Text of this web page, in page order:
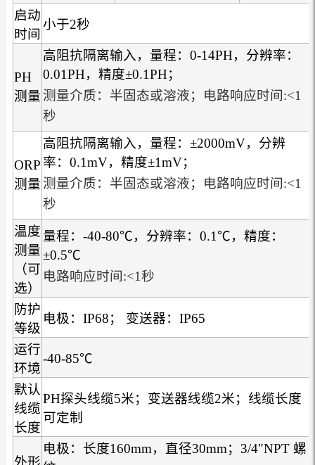
启动
时间
小于2秒
PH
测量
高阻抗隔离输入，量程：0-14PH，分辨率：
0.01PH，精度±0.1PH；
测量介质：半固态或溶液；电路响应时间:<1
秒
ORP
测量
高阻抗隔离输入，量程：±2000mV，分辨
率：0.1mV，精度±1mV；
测量介质：半固态或溶液；电路响应时间:<1
秒
温度
测量
（可
选）
量程：-40-80℃，分辨率：0.1℃，精度：
±0.5℃
电路响应时间:<1秒
防护
等级
电极：IP68； 变送器：IP65
运行
环境
-40-85℃
默认
线缆
长度
PH探头线缆5米；变送器线缆2米；线缆长度
可定制
电极：长度160mm，直径30mm；3/4″NPT 螺